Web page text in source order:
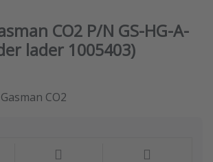
CO2 P/N GS-HG-A-
lader 1005403)
CO2